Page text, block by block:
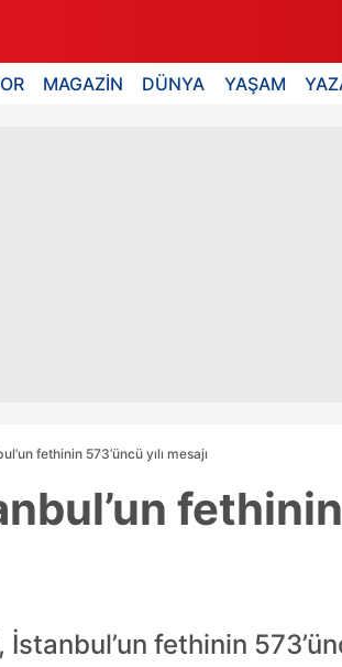
MAGAZİN DÜNYA YAŞAM
fethinin 573’üncü yılı mesajı
fethinin
fethinin